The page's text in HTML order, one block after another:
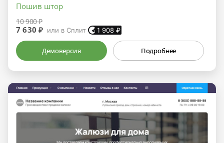
Пошив штор
10 900 ₽
7 630 ₽ или в Сплит 1 908 ₽
Демоверсия Подробнее